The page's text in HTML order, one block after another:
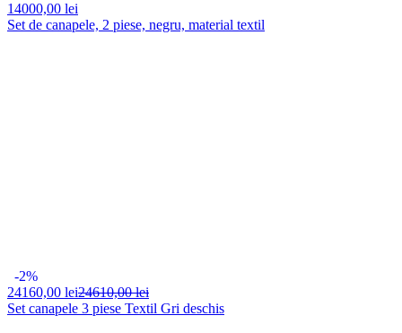
14000,00 lei
Set de canapele, 2 piese, negru, material textil
-2%
24160,00 lei24610,00 lei
Set canapele 3 piese Textil Gri deschis